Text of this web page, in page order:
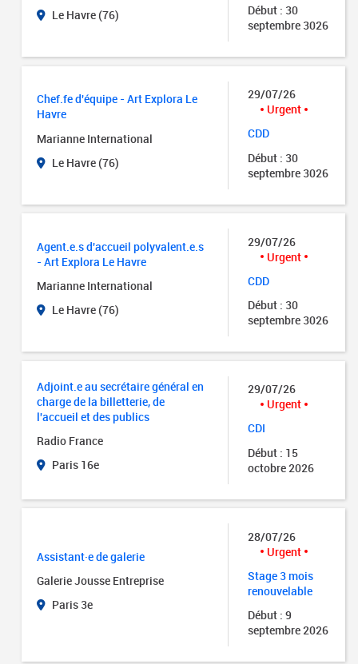
Le Havre (76)
Début : 30
septembre 3026
Chef.fe d'équipe - Art Explora Le
Havre
Marianne International
Le Havre (76)
29/07/26
Urgent
CDD
Début : 30
septembre 3026
Agent.e.s d'accueil polyvalent.e.s
- Art Explora Le Havre
Marianne International
Le Havre (76)
29/07/26
Urgent
CDD
Début : 30
septembre 3026
Adjoint.e au secrétaire général en
charge de la billetterie, de
l'accueil et des publics
Radio France
Paris 16e
29/07/26
Urgent
CDI
Début : 15
octobre 2026
Assistant·e de galerie
Galerie Jousse Entreprise
Paris 3e
28/07/26
Urgent
Stage 3 mois
renouvelable
Début : 9
septembre 2026